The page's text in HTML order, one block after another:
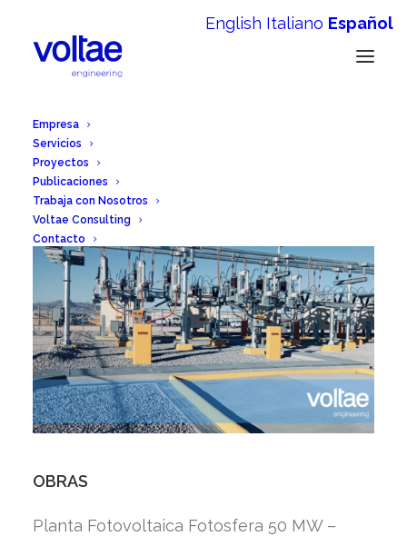
Empresa
Servicios
Proyectos
Publicaciones
Trabaja con Nosotros
Voltae Consulting
Contacto
OBRAS
Planta Fotovoltaica Fotosfera 50 MW –
English Italiano Español